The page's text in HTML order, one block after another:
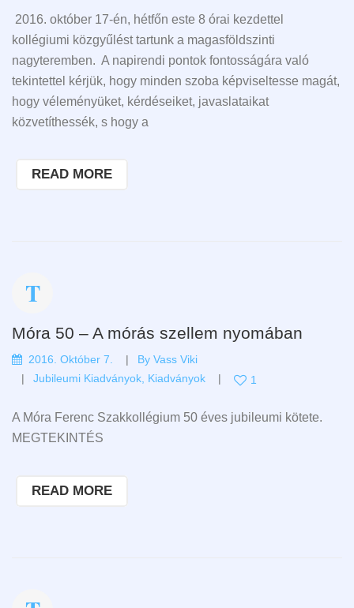
2016. október 17-én, hétfőn este 8 órai kezdettel
kollégiumi közgyűlést tartunk a magasföldszinti
nagyteremben. A napirendi pontok fontosságára való
tekintettel kérjük, hogy minden szoba képviseltesse magát,
hogy véleményüket, kérdéseiket, javaslataikat
közvetíthessék, s hogy a
READ MORE
Móra 50 – A mórás szellem nyomában
2016. Október 7. By Vass Viki
Jubileumi Kiadványok Kiadványok 1
A Móra Ferenc Szakkollégium 50 éves jubileumi kötete.
MEGTEKINTÉS
READ MORE